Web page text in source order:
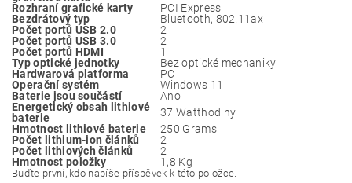
Rozhraní grafické karty
‎PCI Express
Bezdrátový typ
‎Bluetooth, 802.11ax
Počet portů USB 2.0
‎2
Počet portů USB 3.0
‎2
Počet portů HDMI
‎1
Typ optické jednotky
‎Bez optické mechaniky
Hardwarová platforma
‎PC
Operační systém
‎Windows 11
Baterie jsou součástí
‎Ano
Energetický obsah lithiové
baterie
‎37 Watthodiny
Hmotnost lithiové baterie
‎250 Grams
Počet lithium-ion článků
‎2
Počet lithiových článků
‎2
Hmotnost položky
‎1,8 Kg
Buďte první, kdo napíše příspěvek k této položce.